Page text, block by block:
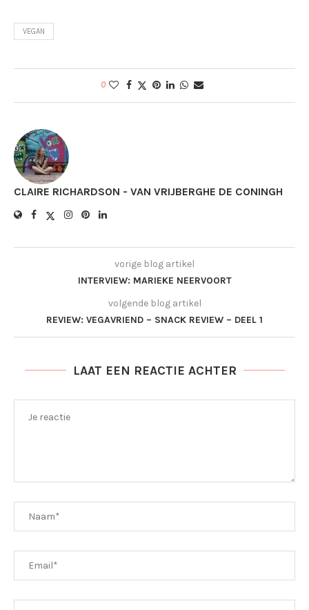
VEGAN
0
CLAIRE RICHARDSON - VAN VRIJBERGHE DE CONINGH
vorige blog artikel
INTERVIEW: MARIEKE NEERVOORT
volgende blog artikel
REVIEW: VEGAVRIEND – SNACK REVIEW – DEEL 1
LAAT EEN REACTIE ACHTER